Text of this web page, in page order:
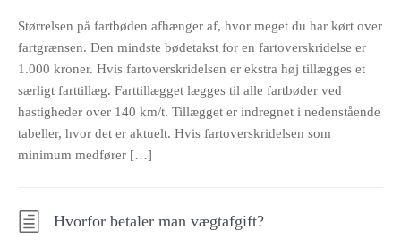
Størrelsen på fartbøden afhænger af, hvor meget du har kørt over
fartgrænsen. Den mindste bødetakst for en fartoverskridelse er
1.000 kroner. Hvis fartoverskridelsen er ekstra høj tillægges et
særligt farttillæg. Farttillægget lægges til alle fartbøder ved
hastigheder over 140 km/t. Tillægget er indregnet i nedenstående
tabeller, hvor det er aktuelt. Hvis fartoverskridelsen som
minimum medfører […]
Hvorfor betaler man vægtafgift?